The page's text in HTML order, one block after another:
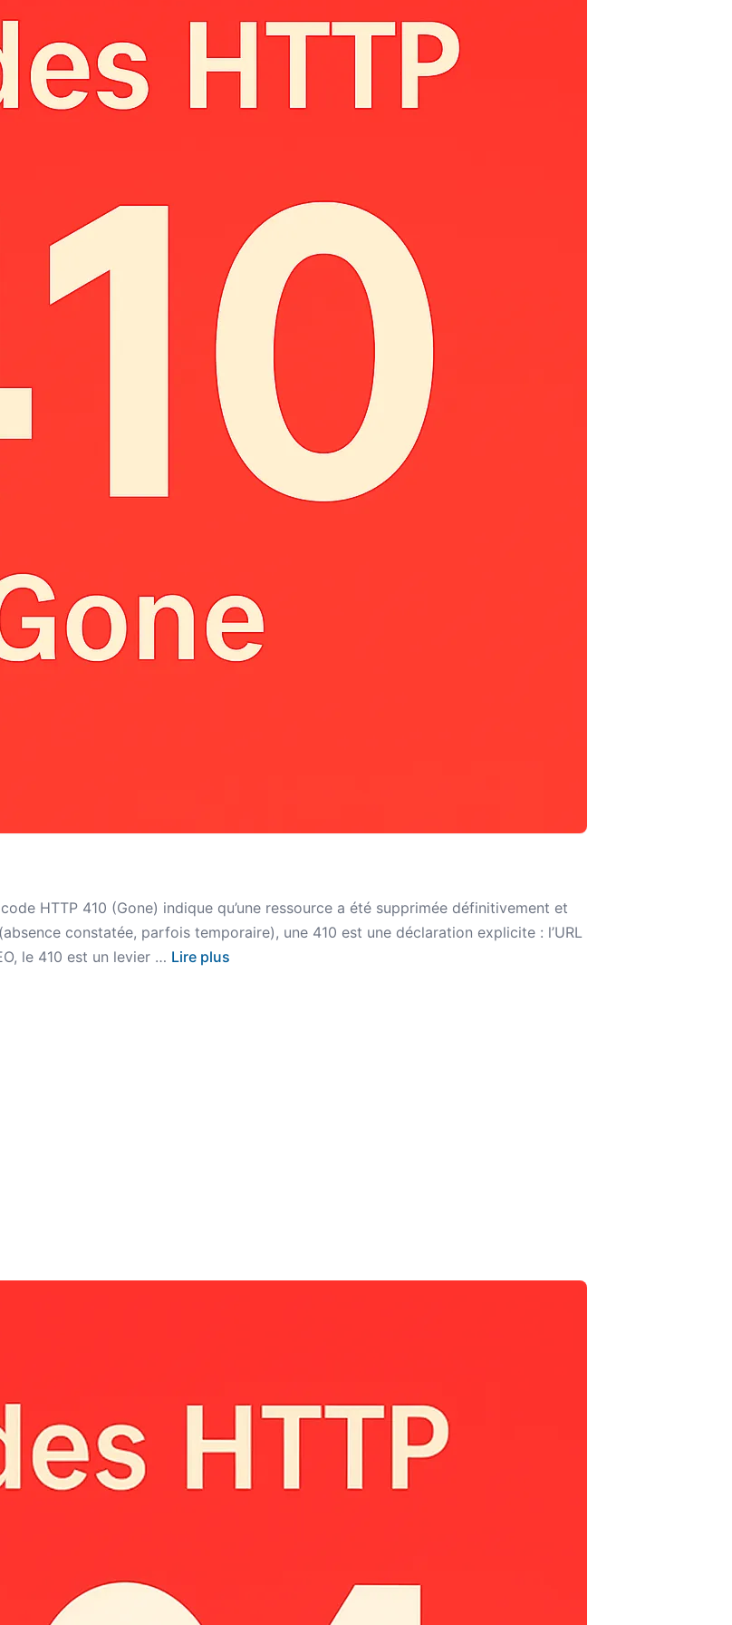
HTTP 410 (Gone) indique qu’une ressource a été supprimée définitivement et
constatée, parfois temporaire), une 410 est une déclaration explicite : l’URL
le 410 est un levier … Lire plus